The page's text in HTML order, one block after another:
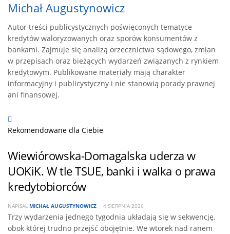
Michał Augustynowicz
Autor treści publicystycznych poświęconych tematyce
kredytów waloryzowanych oraz sporów konsumentów z
bankami. Zajmuje się analizą orzecznictwa sądowego, zmian
w przepisach oraz bieżących wydarzeń związanych z rynkiem
kredytowym. Publikowane materiały mają charakter
informacyjny i publicystyczny i nie stanowią porady prawnej
ani finansowej.
Rekomendowane dla Ciebie
Wiewiórowska-Domagalska uderza w
UOKiK. W tle TSUE, banki i walka o prawa
kredytobiorców
NAPISAŁ MICHAŁ AUGUSTYNOWICZ 4 SIERPNIA 2026
Trzy wydarzenia jednego tygodnia układają się w sekwencję,
obok której trudno przejść obojętnie. We wtorek nad ranem